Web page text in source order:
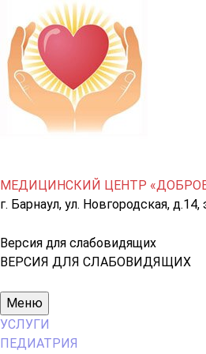
МЕДИЦИНСКИЙ ЦЕНТР
г. Барнаул, ул. Новгородская, д.14,
Версия для слабовидящих
ВЕРСИЯ ДЛЯ СЛАБОВИДЯЩИХ
Основное
меню
Меню
УСЛУГИ
ПЕДИАТРИЯ